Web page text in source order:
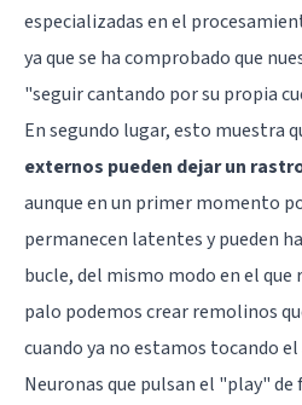
especializadas en el
ya que se ha comprobado que
"seguir cantando por su propia
En segundo lugar, esto muestra
externos pueden dejar un
aunque en un primer momento
permanecen latentes y pueden
bucle, del mismo modo en el que
palo podemos crear remolinos
cuando ya no estamos tocando el
Neuronas que pulsan el "play"